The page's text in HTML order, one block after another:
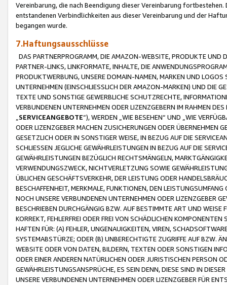
Vereinbarung, die nach Beendigung dieser Vereinbarung
entstandenen Verbindlichkeiten aus dieser Vereinbarung und der
begangen wurde.
7.Haftungsausschlüsse
DAS PARTNERPROGRAMM, DIE AMAZON-WEBSITE, PRODUKTE UND
PARTNER-LINKS, LINKFORMATE, INHALTE, DIE
PRODUKTWERBUNG, UNSERE DOMAIN-NAMEN, MARKEN UND
UNTERNEHMEN (EINSCHLIESSLICH DER AMAZON-MARKEN) UND DIE
TEXTE UND SONSTIGE GEWERBLICHE SCHUTZRECHTE,
VERBUNDENEN UNTERNEHMEN ODER LIZENZGEBERN IM RAHMEN
SERVICEANGEBOTE“), WERDEN „WIE BESEHEN“ UND „WIE
ODER LIZENZGEBER MACHEN ZUSICHERUNGEN ODER ÜBERNEHMEN
GESETZLICH ODER IN SONSTIGER WEISE, IN BEZUG AUF DIE
SCHLIESSEN JEGLICHE GEWÄHRLEISTUNGEN IN BEZUG AUF DIE
GEWÄHRLEISTUNGEN BEZÜGLICH RECHTSMÄNGELN,
VERWENDUNGSZWECK, NICHTVERLETZUNG SOWIE
ÜBLICHEN GESCHÄFTSVERKEHR, DER LEISTUNG ODER
BESCHAFFENHEIT, MERKMALE, FUNKTIONEN, DEN
NOCH UNSERE VERBUNDENEN UNTERNEHMEN ODER LIZENZGEBER
BESCHRIEBEN DURCHGÄNGIG BZW. AUF BESTIMMTE ART UND
KORREKT, FEHLERFREI ODER FREI VON SCHÄDLICHEN
HAFTEN FÜR: (A) FEHLER, UNGENAUIGKEITEN, VIREN,
SYSTEMABSTÜRZE; ODER (B) UNBERECHTIGTE ZUGRIFFE AUF BZW.
WEBSITE ODER VON DATEN, BILDERN, TEXTEN ODER SONSTIGEN
ODER EINER ANDEREN NATÜRLICHEN ODER JURISTISCHEN PERSON
GEWÄHRLEISTUNGSANSPRÜCHE, ES SEIN DENN, DIESE SIND IN
UNSERE VERBUNDENEN UNTERNEHMEN ODER LIZENZGEBER FÜR